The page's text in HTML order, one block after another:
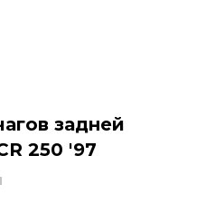
задней
250 '97